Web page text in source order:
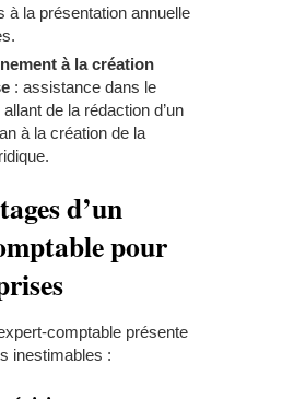
à la présentation annuelle
à la création
: assistance dans le
de la rédaction d’un
à la création de la
d’un
pour
comptable présente
inestimables :